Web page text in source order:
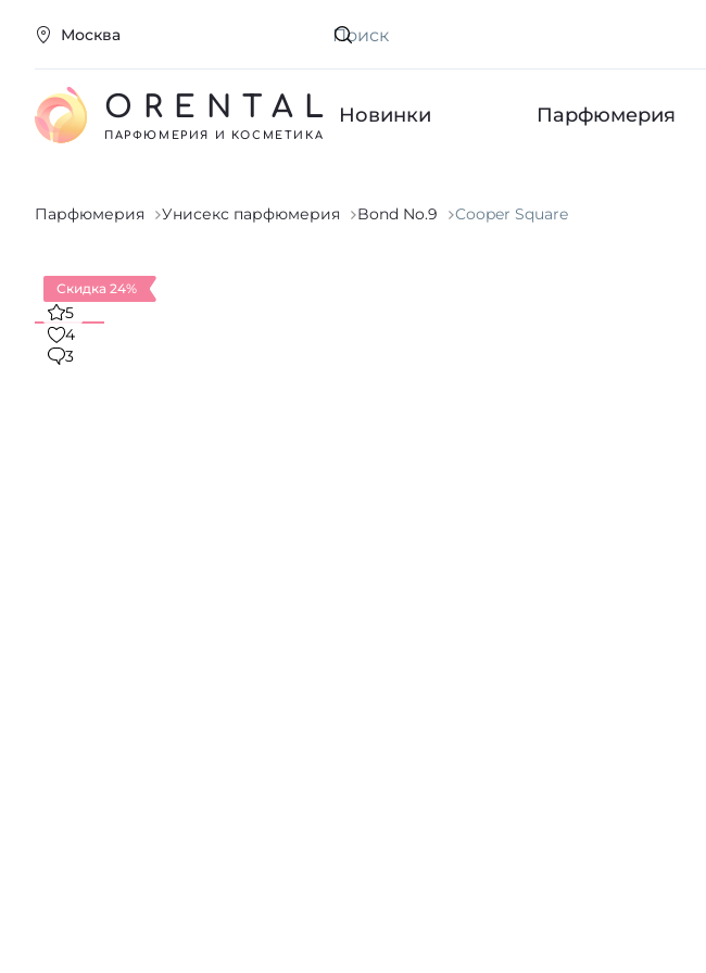
Москва Искать
ORENTAL
ПАРФЮМЕРИЯ И КОСМЕТИКА
Новинки Парфюмерия
Парфюмерия Унисекс парфюмерия Bond No.9 Cooper Square
Скидка 24%
5
4
3